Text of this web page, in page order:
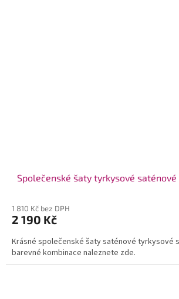
Společenské šaty tyrkysové
1 810 Kč bez DPH
2 190 Kč
Krásné společenské šaty saténové tyrkysové
barevné kombinace naleznete zde.